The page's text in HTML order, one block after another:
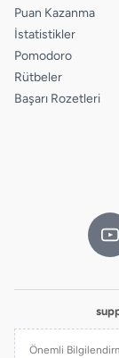
Puan Kazanma
İstatistikler
Pomodoro
Rütbeler
Başarı Rozetleri
Önemli